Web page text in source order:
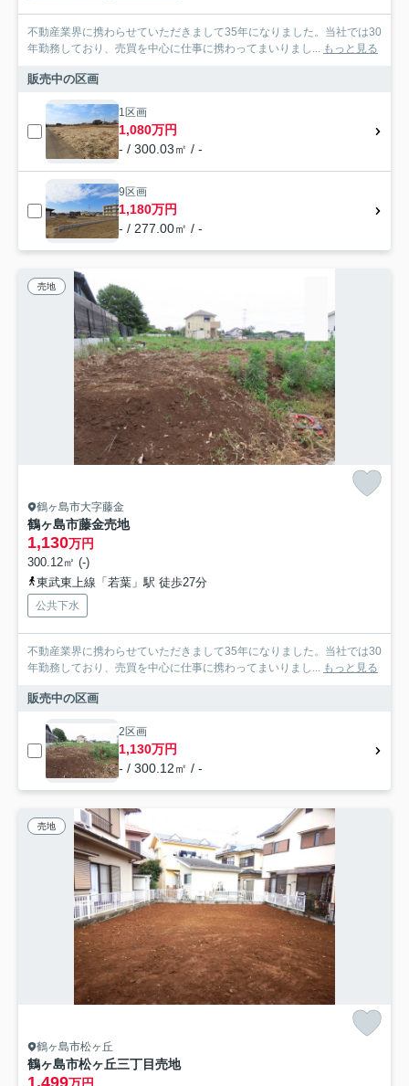
不動産業界に携わらせていただきまして35年になりました。当社では30
年勤務しており、売買を中心に仕事に携わってまいりまし... もっと見る
販売中の区画
1区画
1,080万円
- / 300.03㎡ / -
9区画
1,180万円
- / 277.00㎡ / -
売地
鶴ヶ島市大字藤金
鶴ヶ島市藤金売地
1,130万円
300.12㎡ (-)
東武東上線「若葉」駅 徒歩27分
公共下水
不動産業界に携わらせていただきまして35年になりました。当社では30
年勤務しており、売買を中心に仕事に携わってまいりまし... もっと見る
販売中の区画
2区画
1,130万円
- / 300.12㎡ / -
売地
鶴ヶ島市松ヶ丘
鶴ヶ島市松ヶ丘三丁目売地